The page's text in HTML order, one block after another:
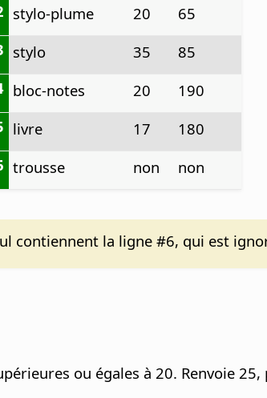
stylo-plume 20
65
stylo 35
85
bloc-notes 20
190
livre 17
180
trousse non non
contiennent la ligne #6, qui est
ou égales à 20. Renvoie